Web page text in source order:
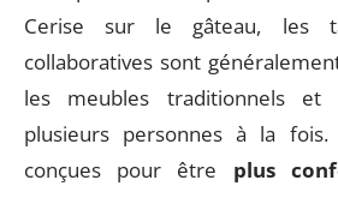
Cerise sur le gâteau, les
collaboratives sont
les meubles traditionnels et
plusieurs personnes à la
conçues pour être plus